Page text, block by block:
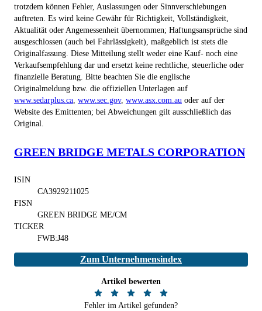
trotzdem können Fehler, Auslassungen oder Sinnverschiebungen
auftreten. Es wird keine Gewähr für Richtigkeit, Vollständigkeit,
Aktualität oder Angemessenheit übernommen; Haftungsansprüche sind
ausgeschlossen (auch bei Fahrlässigkeit), maßgeblich ist stets die
Originalfassung. Diese Mitteilung stellt weder eine Kauf- noch eine
Verkaufsempfehlung dar und ersetzt keine rechtliche, steuerliche oder
finanzielle Beratung. Bitte beachten Sie die englische
Originalmeldung bzw. die offiziellen Unterlagen auf
www.sedarplus.ca www.sec.gov, www.asx.com.au oder auf der
Website des Emittenten; bei Abweichungen gilt ausschließlich das
Original.
GREEN BRIDGE METALS CORPORATION
ISIN
CA3929211025
FISN
GREEN BRIDGE ME/CM
TICKER
FWB:J48
Zum Unternehmensindex
Artikel bewerten
Fehler im Artikel gefunden?